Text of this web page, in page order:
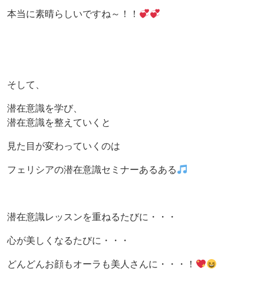
本当に素晴らしいですね～！！
そして、
潜在意識を学び、
潜在意識を整えていくと
見た目が変わっていくのは
フェリシアの潜在意識セミナーあるある
潜在意識レッスンを重ねるたびに・・・
心が美しくなるたびに・・・
どんどんお顔もオーラも美人さんに・・・！